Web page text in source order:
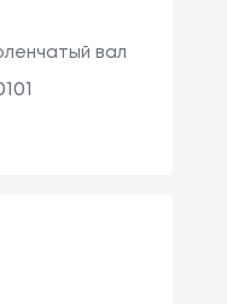
вал